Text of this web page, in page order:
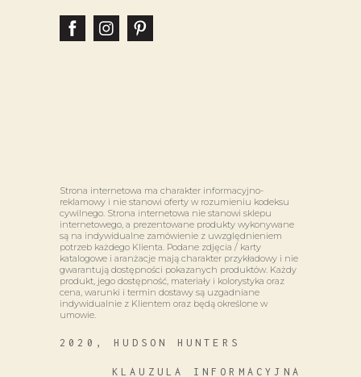
Strona internetowa ma charakter informacyjno-
reklamowy i nie stanowi oferty w rozumieniu kodeksu
cywilnego. Strona internetowa nie stanowi sklepu
internetowego, a prezentowane produkty wykonywane
są na indywidualne zamówienie z uwzględnieniem
potrzeb każdego Klienta. Podane zdjęcia / karty
katalogowe i aranżacje mają charakter przykładowy i nie
gwarantują dostępności pokazanych produktów. Każdy
produkt, jego dostępność, materiały i kolorystyka oraz
cena, warunki i termin dostawy są uzgadniane
indywidualnie z Klientem oraz będą określone w
umowie.
2020, HUDSON HUNTERS
KLAUZULA INFORMACYJNA